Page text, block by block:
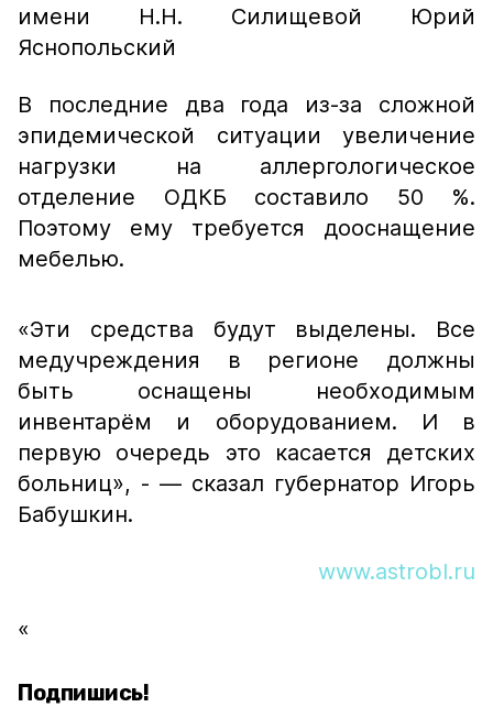
имени Н.Н. Силищевой Юрий
Яснопольский
В последние два года из-за сложной
эпидемической ситуации увеличение
нагрузки на аллергологическое
отделение ОДКБ составило 50 %.
Поэтому ему требуется дооснащение
мебелью.
«Эти средства будут выделены. Все
медучреждения в регионе должны
быть оснащены необходимым
инвентарём и оборудованием. И в
первую очередь это касается детских
больниц», - — сказал губернатор Игорь
Бабушкин.
www.astrobl.ru
«
Подпишись!